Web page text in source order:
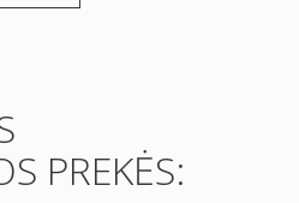
PREKĖS: